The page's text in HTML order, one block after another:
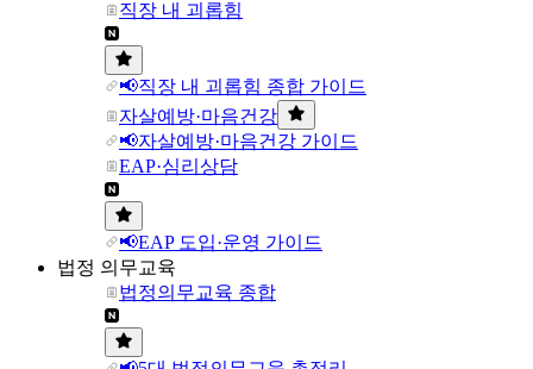
직장 내 괴롭힘
📢직장 내 괴롭힘 종합 가이드
자살예방·마음건강
📢자살예방·마음건강 가이드
EAP·심리상담
📢EAP 도입·운영 가이드
법정 의무교육
법정의무교육 종합